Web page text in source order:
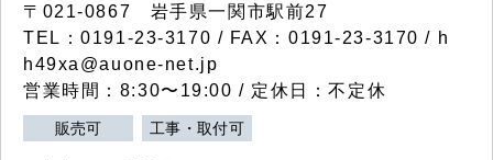
〒021-0867 岩手県一関市駅前27
TEL：0191-23-3170 / FAX：0191-23-3170 / h
h49xa@auone-net.jp
営業時間：8:30〜19:00 / 定休日：不定休
販売可 工事・取付可